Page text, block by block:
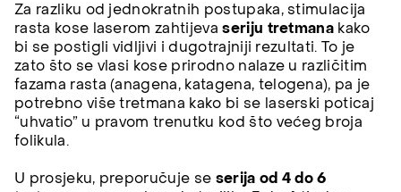
Za razliku od jednokratnih postupaka, stimulacija
rasta kose laserom zahtijevaseriju tretmana kako
bi se postigli vidljivi i dugotrajniji rezultati. To je
zato što se vlasi kose prirodno nalaze u različitim
fazama rasta (anagena, katagena, telogena), pa je
potrebno više tretmana kako bi se laserski poticaj
“uhvatio” u pravom trenutku kod što većeg broja
folikula.
U prosjeku, preporučuje se serija od 4 do 6